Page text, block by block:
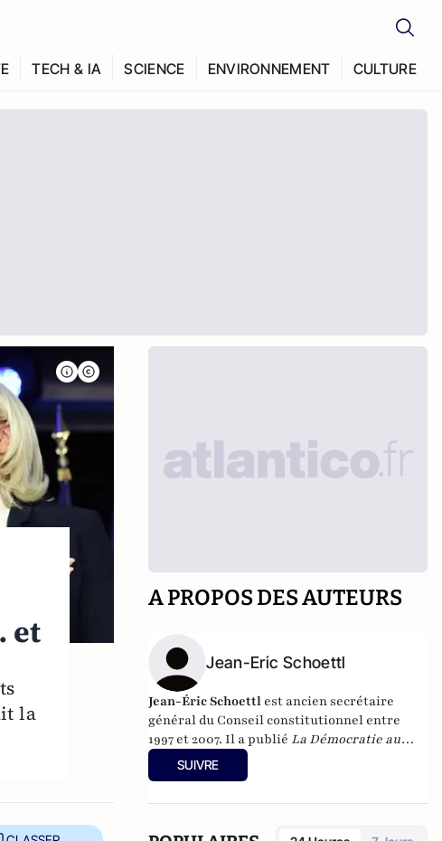
TECH & IA SCIENCE ENVIRONNEMENT CULTURE
et
la
A PROPOS DES AUTEURS
Jean-Eric Schoettl
Jean-Éric Schoettl est ancien secrétaire
général du Conseil constitutionnel entre
1997 et 2007. Il a publié La Démocratie au
péril des prétoires
en 2022.
SUIVRE